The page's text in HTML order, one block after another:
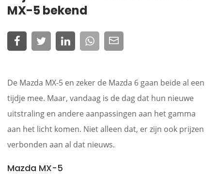
MX-5 bekend
De Mazda MX-5 en zeker de Mazda 6 gaan beide al een
tijdje mee. Maar, vandaag is de dag dat hun nieuwe
uitstraling en andere aanpassingen aan het gamma
aan het licht komen. Niet alleen dat, er zijn ook prijzen
verbonden aan al dat nieuws.
Mazda MX-5